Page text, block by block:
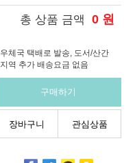
총 상품 금액 0 원
우체국 택배로 발송, 도서/산간
지역 추가 배송요금 없음
구매하기
장바구니 관심상품